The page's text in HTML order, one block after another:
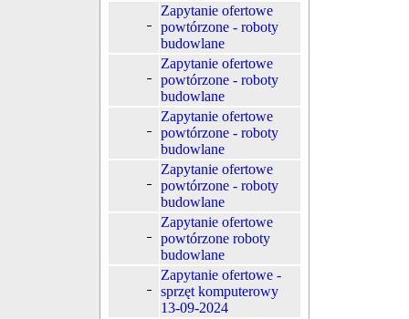
Zapytanie ofertowe
powtórzone - roboty
budowlane
Zapytanie ofertowe
powtórzone - roboty
budowlane
Zapytanie ofertowe
powtórzone - roboty
budowlane
Zapytanie ofertowe
powtórzone - roboty
budowlane
Zapytanie ofertowe
powtórzone roboty
budowlane
Zapytanie ofertowe -
sprzęt komputerowy
13-09-2024